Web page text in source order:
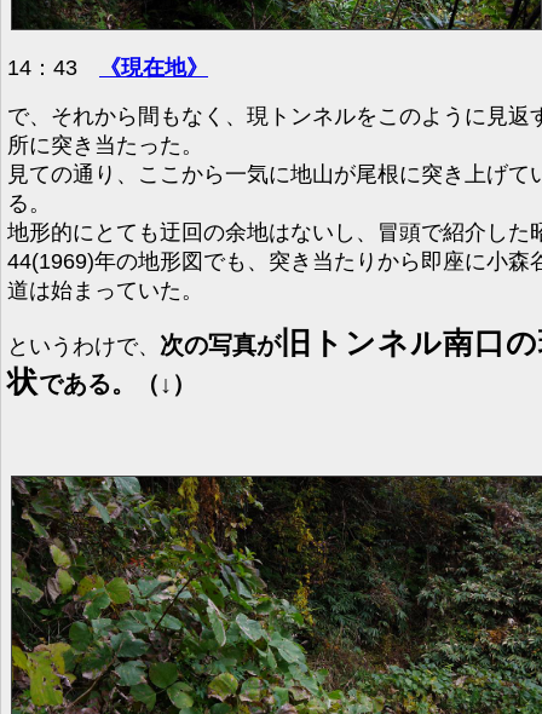
14：43
《現在地》
で、それから間もなく、現トンネルをこのように見返
所に突き当たった。
見ての通り、ここから一気に地山が尾根に突き上げて
る。
地形的にとても迂回の余地はないし、冒頭で紹介した
44(1969)年の地形図でも、突き当たりから即座に小森
道は始まっていた。
というわけで、 次の写真が旧トンネル南口
状である。（↓）